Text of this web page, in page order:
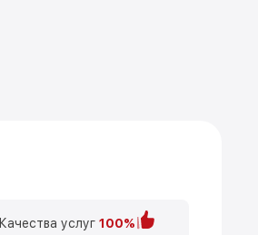
Качества услуг 100%